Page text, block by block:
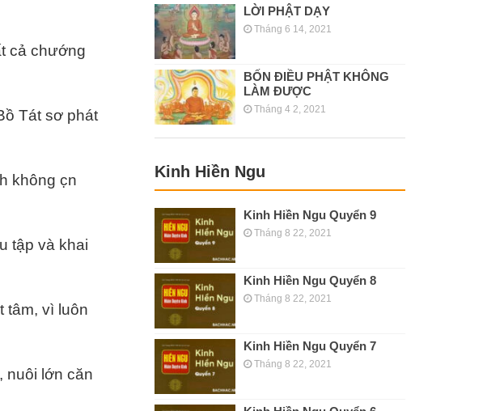
cả chướng
Tát sơ phát
không c̣n
tập và khai
tâm, vì luôn
nuôi lớn căn
LỜI PHẬT DẠY
Tháng 6 14, 2021
BỐN ĐIỀU PHẬT KHÔNG
LÀM ĐƯỢC
Tháng 4 2, 2021
Kinh Hiền Ngu
Kinh Hiền Ngu Quyển 9
Tháng 8 22, 2021
Kinh Hiền Ngu Quyển 8
Tháng 8 22, 2021
Kinh Hiền Ngu Quyển 7
Tháng 8 22, 2021